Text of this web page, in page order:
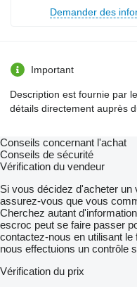
Demander des
Important
Description est fournie par
détails directement auprès
Conseils concernant l'achat
Conseils de sécurité
Vérification du vendeur
Si vous décidez d'acheter un
assurez-vous que vous
Cherchez autant
escroc peut se faire passer
contactez-nous en utilisant
nous effectuions un contrôle
Vérification du prix